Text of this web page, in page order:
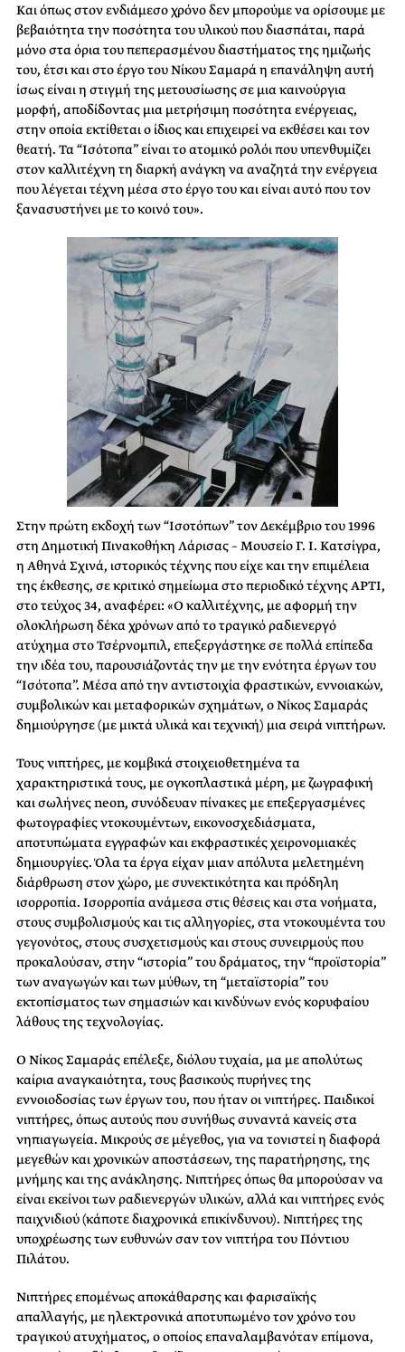
Και όπως στον ενδιάμεσο χρόνο δεν μπορούμε να ορίσουμε με
βεβαιότητα την ποσότητα του υλικού που διασπάται, παρά
μόνο στα όρια του πεπερασμένου διαστήματος της ημιζωής
του, έτσι και στο έργο του Νίκου Σαμαρά η επανάληψη αυτή
ίσως είναι η στιγμή της μετουσίωσης σε μια καινούργια
μορφή, αποδίδοντας μια μετρήσιμη ποσότητα ενέργειας,
στην οποία εκτίθεται ο ίδιος και επιχειρεί να εκθέσει και τον
θεατή. Τα “Ισότοπα” είναι το ατομικό ρολόι που υπενθυμίζει
στον καλλιτέχνη τη διαρκή ανάγκη να αναζητά την ενέργεια
που λέγεται τέχνη μέσα στο έργο του και είναι αυτό που τον
ξανασυστήνει με το κοινό του».
Στην πρώτη εκδοχή των “Ισοτόπων” τον Δεκέμβριο του 1996
στη Δημοτική Πινακοθήκη Λάρισας – Μουσείο Γ. Ι. Κατσίγρα,
η Αθηνά Σχινά, ιστορικός τέχνης που είχε και την επιμέλεια
της έκθεσης, σε κριτικό σημείωμα στο περιοδικό τέχνης ΑΡΤΙ,
στο τεύχος 34, αναφέρει: «Ο καλλιτέχνης, με αφορμή την
ολοκλήρωση δέκα χρόνων από το τραγικό ραδιενεργό
ατύχημα στο Τσέρνομπιλ, επεξεργάστηκε σε πολλά επίπεδα
την ιδέα του, παρουσιάζοντάς την με την ενότητα έργων του
“Ισότοπα”. Μέσα από την αντιστοιχία φραστικών, εννοιακών,
συμβολικών και μεταφορικών σχημάτων, ο Νίκος Σαμαράς
δημιούργησε (με μικτά υλικά και τεχνική) μια σειρά νιπτήρων.
Τους νιπτήρες, με κομβικά στοιχειοθετημένα τα
χαρακτηριστικά τους, με ογκοπλαστικά μέρη, με ζωγραφική
και σωλήνες neon, συνόδευαν πίνακες με επεξεργασμένες
φωτογραφίες ντοκουμέντων, εικονοσχεδιάσματα,
αποτυπώματα εγγραφών και εκφραστικές χειρονομιακές
δημιουργίες. Όλα τα έργα είχαν μιαν απόλυτα μελετημένη
διάρθρωση στον χώρο, με συνεκτικότητα και πρόδηλη
ισορροπία. Ισορροπία ανάμεσα στις θέσεις και στα νοήματα,
στους συμβολισμούς και τις αλληγορίες, στα ντοκουμέντα του
γεγονότος, στους συσχετισμούς και στους συνειρμούς που
προκαλούσαν, στην “ιστορία” του δράματος, την “προϊστορία”
των αναγωγών και των μύθων, τη “μεταϊστορία” του
εκτοπίσματος των σημασιών και κινδύνων ενός κορυφαίου
λάθους της τεχνολογίας.
Ο Νίκος Σαμαράς επέλεξε, διόλου τυχαία, μα με απολύτως
καίρια αναγκαιότητα, τους βασικούς πυρήνες της
εννοιοδοσίας των έργων του, που ήταν οι νιπτήρες. Παιδικοί
νιπτήρες, όπως αυτούς που συνήθως συναντά κανείς στα
νηπιαγωγεία. Μικρούς σε μέγεθος, για να τονιστεί η διαφορά
μεγεθών και χρονικών αποστάσεων, της παρατήρησης, της
μνήμης και της ανάκλησης. Νιπτήρες όπως θα μπορούσαν να
είναι εκείνοι των ραδιενεργών υλικών, αλλά και νιπτήρες ενός
παιχνιδιού (κάποτε διαχρονικά επικίνδυνου). Νιπτήρες της
υποχρέωσης των ευθυνών σαν τον νιπτήρα του Πόντιου
Πιλάτου.
Νιπτήρες επομένως αποκάθαρσης και φαρισαϊκής
απαλλαγής, με ηλεκτρονικά αποτυπωμένο τον χρόνο του
τραγικού ατυχήματος, ο οποίος επαναλαμβανόταν επίμονα,